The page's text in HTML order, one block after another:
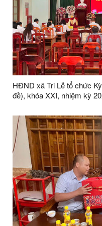
HĐND xã Tri Lễ tổ chức
đề), khóa XXI, nhiệm kỳ